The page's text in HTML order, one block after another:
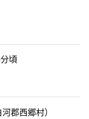
頃
郡西郷村）